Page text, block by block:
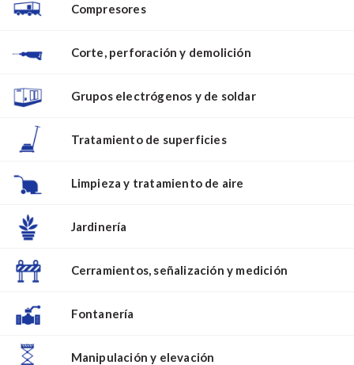
Compresores
Corte, perforación y demolición
Grupos electrógenos y de soldar
Tratamiento de superficies
Limpieza y tratamiento de aire
Jardinería
Cerramientos, señalización y medición
Fontanería
Manipulación y elevación